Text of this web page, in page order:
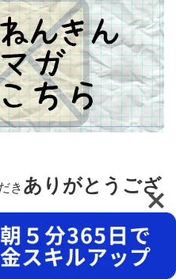
きありがとうござ
ログでは公的年金の役立つ